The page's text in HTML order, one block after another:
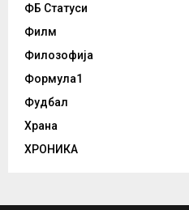
ФБ Статуси
Филм
Филозофија
Формула1
Фудбал
Храна
ХРОНИКА